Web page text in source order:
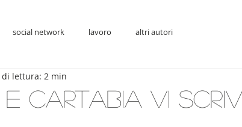
social network lavoro altri autori
e Cartabia vi
di lettura: 2 min